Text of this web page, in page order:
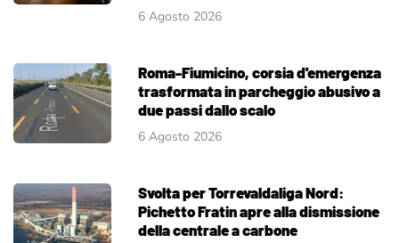
6 Agosto 2026
Roma-Fiumicino, corsia d'emergenza
trasformata in parcheggio abusivo a
due passi dallo scalo
6 Agosto 2026
Svolta per Torrevaldaliga Nord:
Pichetto Fratin apre alla dismissione
della centrale a carbone